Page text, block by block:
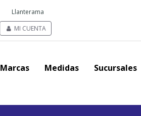
Llanterama
MI CUENTA
Marcas Medidas Sucursales